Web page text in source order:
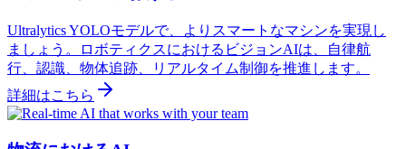
Ultralytics YOLOモデルで、よりスマートなマシンを実現し
ましょう。ロボティクスにおけるビジョンAIは、自律航
行、認識、物体追跡、リアルタイム制御を推進します。
詳細はこちら